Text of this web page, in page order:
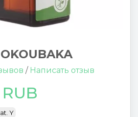
/ Написать отзыв
Y